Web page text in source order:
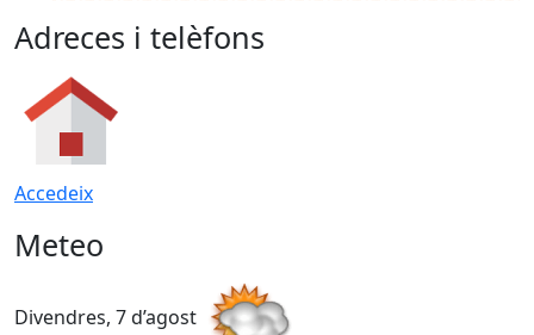
Adreces i telèfons
Accedeix
Meteo
Divendres, 7 d’agost